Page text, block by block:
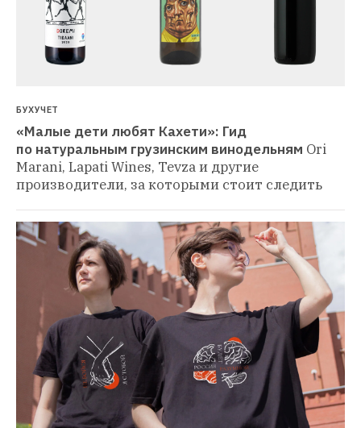
БУХУЧЕТ
«Малые дети любят Кахети»: Гид
по натуральным грузинским винодельням Ori
Marani, Lapati Wines, Tevza и другие
производители, за которыми стоит следить